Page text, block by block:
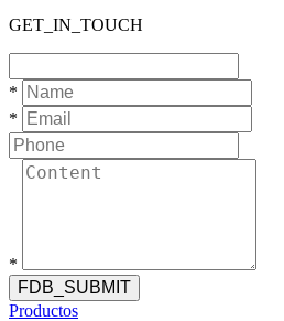
GET_IN_TOUCH
*
*
*
FDB_SUBMIT
Productos